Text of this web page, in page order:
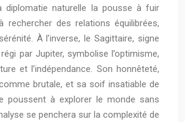
diplomatie naturelle la pousse à fuir
rechercher des relations équilibrées,
À l’inverse, le Sagittaire, signe
par Jupiter, symbolise l’optimisme,
et l’indépendance. Son honnêteté,
brutale, et sa soif insatiable de
poussent à explorer le monde sans
se penchera sur la complexité de